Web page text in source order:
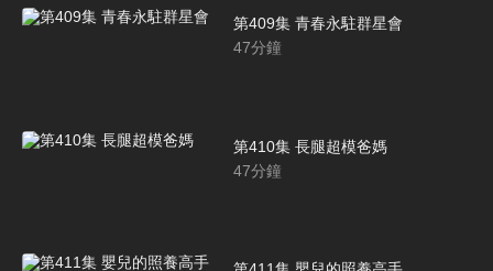
第409集 青春永駐群星會
47分鐘
第410集 長腿超模爸媽
47分鐘